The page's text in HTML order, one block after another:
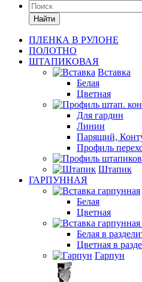
Найти
ПЛЕНКА В РУЛОНЕ
ПОЛОТНО
ШТАПИКОВАЯ
Вставка
Белая
Цветная
Для гардин
Линии
Парящий,
Профиль
Штапик
ГАРПУННАЯ
Белая
Цветная
Белая в
Цветная в
Гарпун